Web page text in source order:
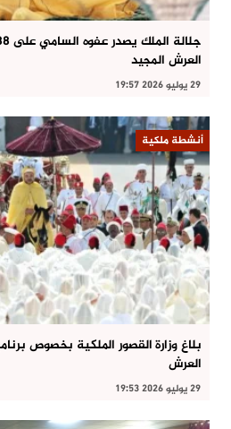
العرش المجيد
29 يوليو 2026 19:57
أنشطة ملكية
بلاغ وزارة القصور الملكية بخصوص
العرش
29 يوليو 2026 19:53